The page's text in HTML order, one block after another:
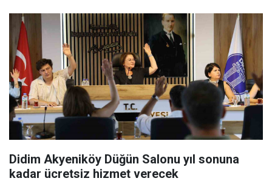
Didim Akyeniköy Düğün Salonu yıl sonuna
kadar ücretsiz hizmet verecek